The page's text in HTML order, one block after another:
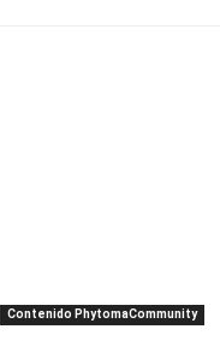
Contenido PhytomaCommunity